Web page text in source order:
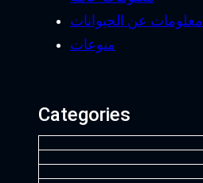
معلومات عن الحيوانات
منوعات
Categories